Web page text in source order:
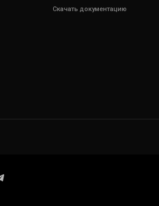
Скачать документацию